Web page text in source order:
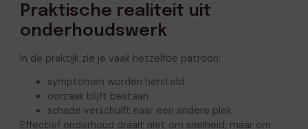
Praktische realiteit uit
onderhoudswerk
In de praktijk zie je vaak hetzelfde patroon:
symptomen worden hersteld
oorzaak blijft bestaan
schade verschuift naar een andere plek
Effectief onderhoud draait niet om snelheid, maar om